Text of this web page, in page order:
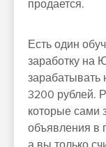
продается.
Есть один
заработку на
3200 рублей.
которые сами
объявления в